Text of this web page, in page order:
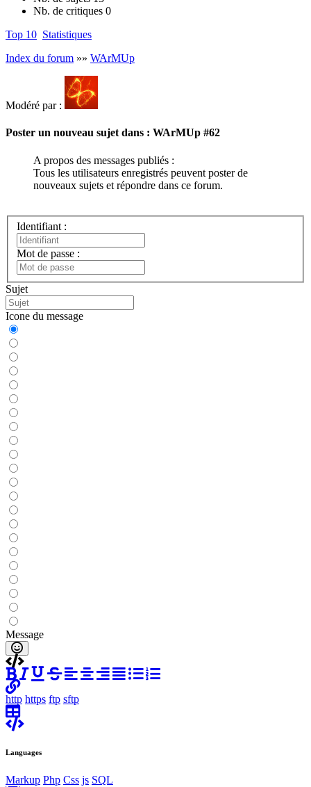
Nb. de critiques 0
Top 10 Statistiques
Index du forum »» WArMUp
Modéré par :
Poster un nouveau sujet dans : WArMUp #62
A propos des messages publiés :
Tous les utilisateurs enregistrés peuvent poster de
nouveaux sujets et répondre dans ce forum.
Identifiant :
Mot de passe :
Sujet
Icone du message
Message
http https ftp sftp
Languages
Markup Php Css js SQL